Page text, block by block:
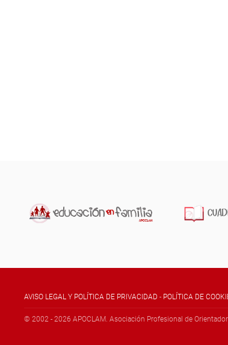
AVISO LEGAL Y POLÍTICA DE PRIVACIDAD - POLÍTICA DE
© 2002 - 2026 APOCLAM. Asociación Profesional de